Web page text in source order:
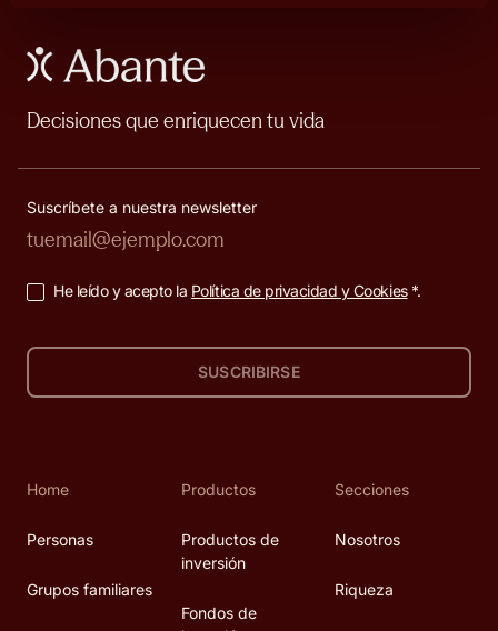
Decisiones que enriquecen tu vida
Suscríbete a nuestra newsletter
He leído y acepto la Política de privacidad y Cookies*.
SUSCRIBIRSE
Home
Personas
Grupos familiares
Productos
Productos de
inversión
Fondos de
Secciones
Nosotros
Riqueza